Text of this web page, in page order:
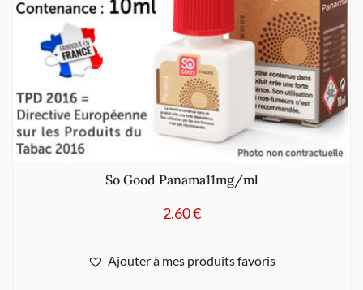
So Good Panama11mg/ml
2.60€
Ajouter à mes produits favoris